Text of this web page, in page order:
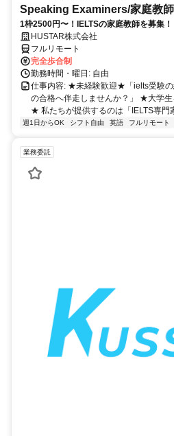
Speaking Examiners/家庭教師
1枠2500円〜！IELTSの家庭教師を募集！
HUSTAR株式会社
フルリモート
完全歩合制
勤務時間・曜日: 自由
仕事内容: ★未経験歓迎★「ielts受験の
の合格へ伴走しませんか？」 ★大学生
★ 私たちが提供するのは「IELTS専門
週1日からOK シフト自由 英語 フルリモート
業務委託